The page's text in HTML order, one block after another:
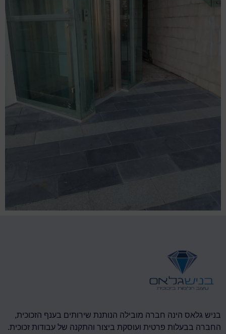
בניש גלאס הינה חברה מובילה הנותנת שירותים בענף הזכוכית,
החברה בבעלות פרטית ועוסקת ביצור והתקנה של עבודות זכוכית.